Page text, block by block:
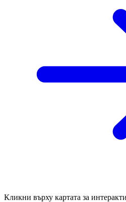
Кликни върху картата за